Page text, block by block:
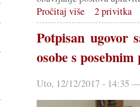
Pročitaj više
2 privitka
Potpisan ugovor
osobe s
Uto, 12/12/2017 - 14:35